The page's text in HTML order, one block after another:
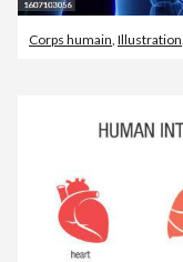
Corps humain Illustration